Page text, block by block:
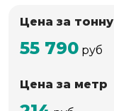
Цена за тонну
55 790 руб
Цена за метр